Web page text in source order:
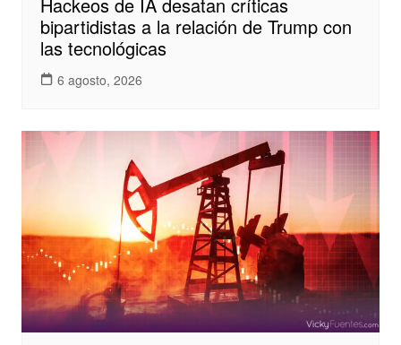
bipartidistas a la relación de Trump con
las tecnológicas
6 agosto, 2026